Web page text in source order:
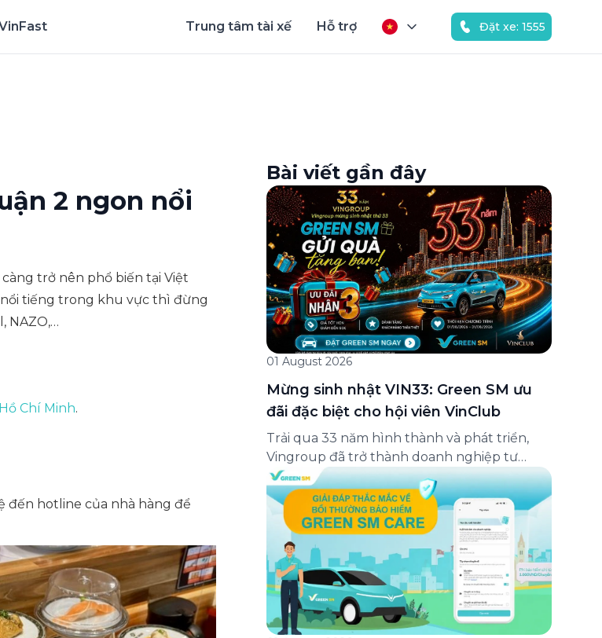
Trung tâm tài xế Hỗ trợ Đặt xe: 1555
2 ngon nổi
trở nên phổ biến tại Việt
tiếng trong khu vực thì đừng
NAZO,…
Chí Minh.
đến hotline của nhà hàng để
Bài viết gần đây
01 August 2026
Mừng sinh nhật VIN33: Green SM ưu
đãi đặc biệt cho hội viên VinClub
Trải qua 33 năm hình thành và phát triển,
Vingroup đã trở thành doanh nghiệp tư
nhân đa ngành lớn nhất Việt Nam, lọt Top 30
doanh nghiệp lớn nhất Đông Nam Á theo
bảng xếp hạng của Tạp chí Fortune (Mỹ).
Nhân kỷ niệm 33 năm thành lập (8/8/1993
đến 8/8/2026), Green SM trân […]